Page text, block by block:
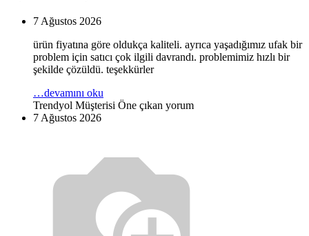
7 Ağustos 2026
ürün fiyatına göre oldukça kaliteli. ayrıca yaşadığımız ufak bir
problem için satıcı çok ilgili davrandı. problemimiz hızlı bir
şekilde çözüldü. teşekkürler
…devamını oku
Trendyol Müşterisi Öne çıkan yorum
7 Ağustos 2026